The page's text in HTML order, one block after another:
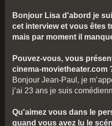
Bonjour Lisa d'abord je
cet interview et vous êtes
mais par moment il
Pouvez-vous, vous
cinema-movietheater.com
Bonjour Jean-Paul, je
j’ai 23 ans je suis
Qu'aimez vous dans le
quand vous avez lu le